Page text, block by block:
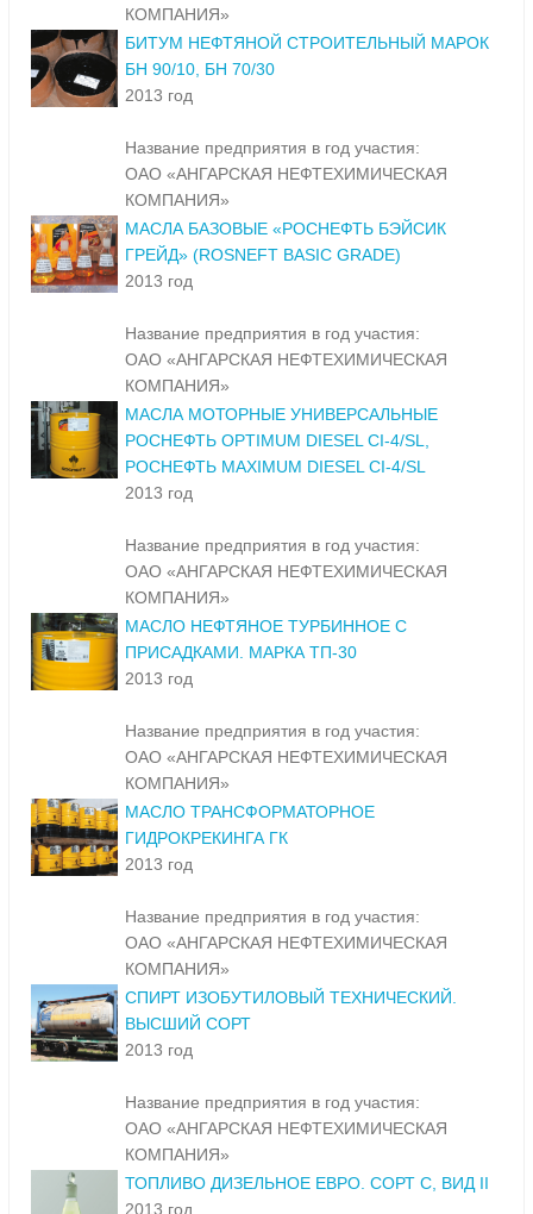
КОМПАНИЯ»
БИТУМ НЕФТЯНОЙ СТРОИТЕЛЬНЫЙ МАРОК
БН 90/10, БН 70/30
2013 год
Название предприятия в год участия:
ОАО «АНГАРСКАЯ НЕФТЕХИМИЧЕСКАЯ
КОМПАНИЯ»
МАСЛА БАЗОВЫЕ «РОСНЕФТЬ БЭЙСИК
ГРЕЙД» (ROSNEFT BASIC GRADE)
2013 год
Название предприятия в год участия:
ОАО «АНГАРСКАЯ НЕФТЕХИМИЧЕСКАЯ
КОМПАНИЯ»
МАСЛА МОТОРНЫЕ УНИВЕРСАЛЬНЫЕ
РОСНЕФТЬ OPTIMUM DIESEL CI-4/SL,
РОСНЕФТЬ MAXIMUM DIESEL CI-4/SL
2013 год
Название предприятия в год участия:
ОАО «АНГАРСКАЯ НЕФТЕХИМИЧЕСКАЯ
КОМПАНИЯ»
МАСЛО НЕФТЯНОЕ ТУРБИННОЕ С
ПРИСАДКАМИ. МАРКА ТП-30
2013 год
Название предприятия в год участия:
ОАО «АНГАРСКАЯ НЕФТЕХИМИЧЕСКАЯ
КОМПАНИЯ»
МАСЛО ТРАНСФОРМАТОРНОЕ
ГИДРОКРЕКИНГА ГК
2013 год
Название предприятия в год участия:
ОАО «АНГАРСКАЯ НЕФТЕХИМИЧЕСКАЯ
КОМПАНИЯ»
СПИРТ ИЗОБУТИЛОВЫЙ ТЕХНИЧЕСКИЙ.
ВЫСШИЙ СОРТ
2013 год
Название предприятия в год участия:
ОАО «АНГАРСКАЯ НЕФТЕХИМИЧЕСКАЯ
КОМПАНИЯ»
ТОПЛИВО ДИЗЕЛЬНОЕ ЕВРО. СОРТ С, ВИД II
2013 год